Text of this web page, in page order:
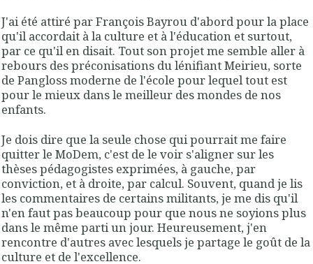
J'ai été attiré par François Bayrou d'abord pour la place
qu'il accordait à la culture et à l'éducation et surtout,
par ce qu'il en disait. Tout son projet me semble aller à
rebours des préconisations du lénifiant Meirieu, sorte
de Pangloss moderne de l'école pour lequel tout est
pour le mieux dans le meilleur des mondes de nos
enfants.
Je dois dire que la seule chose qui pourrait me faire
quitter le MoDem, c'est de le voir s'aligner sur les
thèses pédagogistes exprimées, à gauche, par
conviction, et à droite, par calcul. Souvent, quand je lis
les commentaires de certains militants, je me dis qu'il
n'en faut pas beaucoup pour que nous ne soyions plus
dans le même parti un jour. Heureusement, j'en
rencontre d'autres avec lesquels je partage le goût de la
culture et de l'excellence.